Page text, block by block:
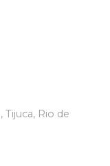
Tijuca, Rio de